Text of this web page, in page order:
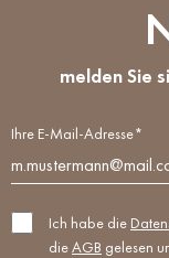
melden Sie
Ihre E-Mail-Adresse*
Ich habe die
dieAGB gelesen